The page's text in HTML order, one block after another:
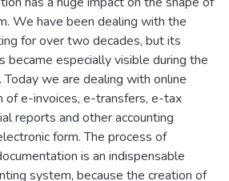
We have been dealing with the
for over two decades, but its
became especially visible during the
we are dealing with online
of e-invoices, e-transfers, e-tax
reports and other accounting
form. The process of
is an indispensable
system, because the creation of